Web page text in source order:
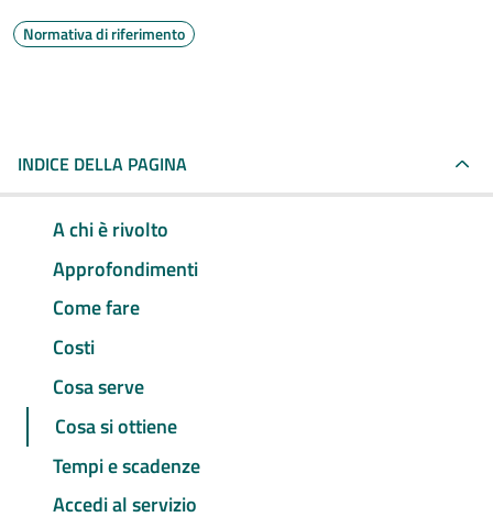
Normativa di riferimento
INDICE DELLA PAGINA
A chi è rivolto
Approfondimenti
Come fare
Costi
Cosa serve
Cosa si ottiene
Tempi e scadenze
Accedi al servizio